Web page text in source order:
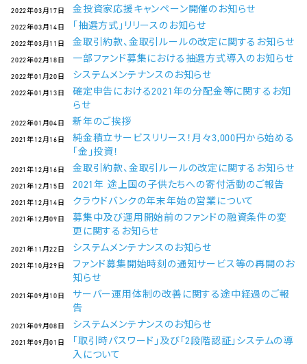
2022年03月17日 金投資家応援キャンペーン開催のお知らせ
2022年03月14日 「抽選方式」リリースのお知らせ
2022年03月11日 金取引約款、金取引ルールの改定に関するお知らせ
2022年02月18日 一部ファンド募集における抽選方式導入のお知らせ
2022年01月20日 システムメンテナンスのお知らせ
2022年01月13日
確定申告における2021年の分配金等に関するお知
らせ
2022年01月04日 新年のご挨拶
2021年12月16日
純金積立サービスリリース！月々3,000円から始める
「金」投資！
2021年12月16日 金取引約款、金取引ルールの改定に関するお知らせ
2021年12月15日 2021年 途上国の子供たちへの寄付活動のご報告
2021年12月14日 クラウドバンクの年末年始の営業について
2021年12月09日
募集中及び運用開始前のファンドの融資条件の変
更に関するお知らせ
2021年11月22日 システムメンテナンスのお知らせ
2021年10月29日
ファンド募集開始時刻の通知サービス等の再開のお
知らせ
2021年09月10日
サーバー運用体制の改善に関する途中経過のご報
告
2021年09月08日 システムメンテナンスのお知らせ
2021年09月01日
「取引時パスワード」及び「2段階認証」システムの導
入について